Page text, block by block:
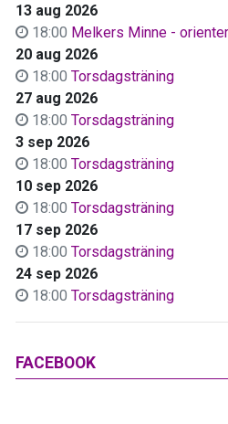
13 aug 2026
18:00 Melkers Minne -
20 aug 2026
18:00 Torsdagsträning
27 aug 2026
18:00 Torsdagsträning
3 sep 2026
18:00 Torsdagsträning
10 sep 2026
18:00 Torsdagsträning
17 sep 2026
18:00 Torsdagsträning
24 sep 2026
18:00 Torsdagsträning
FACEBOOK